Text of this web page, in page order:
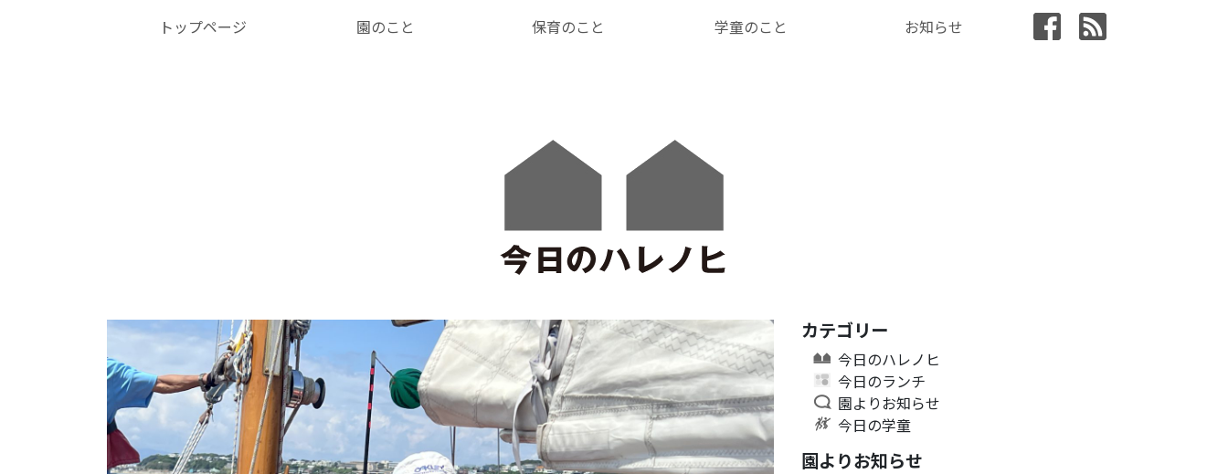
トップページ 園のこと 保育のこと 学童のこと お知らせ
カテゴリー
今日のハレノヒ
今日のランチ
園よりお知らせ
今日の学童
園よりお知らせ